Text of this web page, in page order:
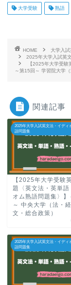
大学受験 熟語
HOME
大学入
2025年大学入試英
【2025年大学受験
～第15回～ 学習院大学（
関連記事
2025年大学入試英文法・イディ
語問題集
【2025年大学受験
題〈英文法・英単語
オム熟語問題集〉
～ 中央大学（法・
文・総合政策）
2025年大学入試英文法・イディ
語問題集